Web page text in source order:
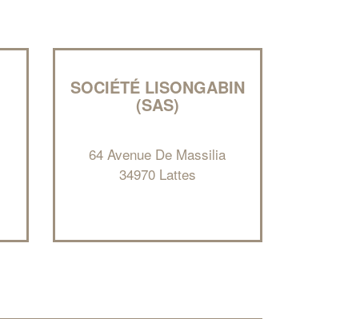
SOCIÉTÉ LISONGABIN
(SAS)
64 Avenue De Massilia
34970 Lattes